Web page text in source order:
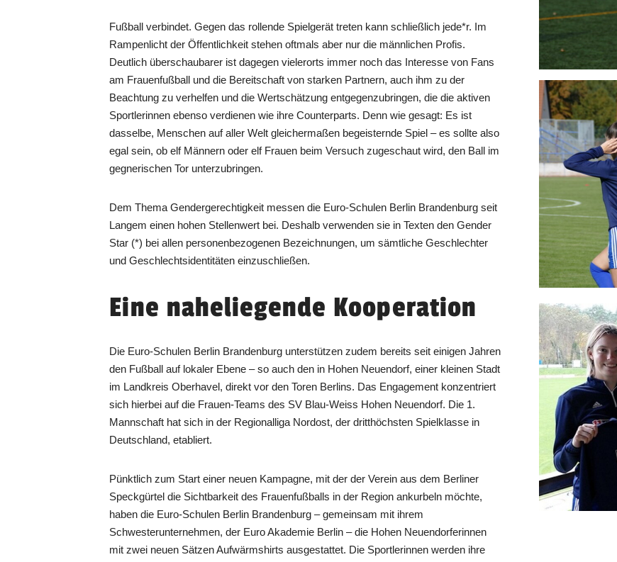
Fußball verbindet. Gegen das rollende Spielgerät treten kann schließlich jede*r. Im
Rampenlicht der Öffentlichkeit stehen oftmals aber nur die männlichen Profis.
Deutlich überschaubarer ist dagegen vielerorts immer noch das Interesse von Fans
am Frauenfußball und die Bereitschaft von starken Partnern, auch ihm zu der
Beachtung zu verhelfen und die Wertschätzung entgegenzubringen, die die aktiven
Sportlerinnen ebenso verdienen wie ihre Counterparts. Denn wie gesagt: Es ist
dasselbe, Menschen auf aller Welt gleichermaßen begeisternde Spiel – es sollte also
egal sein, ob elf Männern oder elf Frauen beim Versuch zugeschaut wird, den Ball im
gegnerischen Tor unterzubringen.
Dem Thema Gendergerechtigkeit messen die Euro-Schulen Berlin Brandenburg seit
Langem einen hohen Stellenwert bei. Deshalb verwenden sie in Texten den Gender
Star (*) bei allen personenbezogenen Bezeichnungen, um sämtliche Geschlechter
und Geschlechtsidentitäten einzuschließen.
Eine naheliegende Kooperation
Die Euro-Schulen Berlin Brandenburg unterstützen zudem bereits seit einigen Jahren
den Fußball auf lokaler Ebene – so auch den in Hohen Neuendorf, einer kleinen Stadt
im Landkreis Oberhavel, direkt vor den Toren Berlins. Das Engagement konzentriert
sich hierbei auf die Frauen-Teams des SV Blau-Weiss Hohen Neuendorf. Die 1.
Mannschaft hat sich in der Regionalliga Nordost, der dritthöchsten Spielklasse in
Deutschland, etabliert.
Pünktlich zum Start einer neuen Kampagne, mit der der Verein aus dem Berliner
Speckgürtel die Sichtbarkeit des Frauenfußballs in der Region ankurbeln möchte,
haben die Euro-Schulen Berlin Brandenburg – gemeinsam mit ihrem
Schwesterunternehmen, der Euro Akademie Berlin – die Hohen Neuendorferinnen
mit zwei neuen Sätzen Aufwärmshirts ausgestattet. Die Sportlerinnen werden ihre